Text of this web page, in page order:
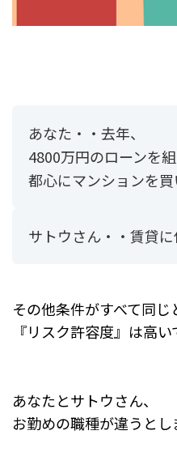
あなた・・去年、
4800万円のローンを
都心にマンションを買
サトウさん・・賃貸に
その他条件がすべて同
『リスク許容度』は高い
あなたとサトウさん、
お勤めの職種が違うとし